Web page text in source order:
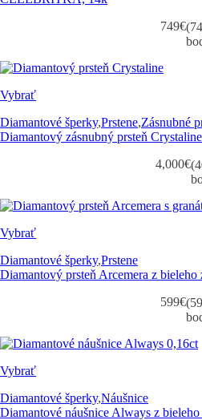
749€(74
Vybrať
Diamantové šperky,Prstene,Zásnubné
Diamantový zásnubný prsteň
4,000€
Vybrať
Diamantové šperky,Prstene
Diamantový prsteň Arcemera z bieleho
599€(59
Vybrať
Diamantové šperky,Náušnice
Diamantové náušnice Always z